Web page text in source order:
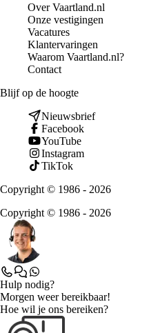
Over Vaartland.nl
Onze vestigingen
Vacatures
Klantervaringen
Waarom Vaartland.nl?
Contact
Blijf op de hoogte
Nieuwsbrief
Facebook
YouTube
Instagram
TikTok
Copyright © 1986 - 2026
Copyright © 1986 - 2026
Hulp nodig?
Morgen weer bereikbaar!
Hoe wil je ons bereiken?